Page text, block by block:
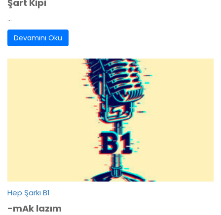
Şart Kipi
...
Devamını Oku
Hep Şarkı B1
-mAk lazım